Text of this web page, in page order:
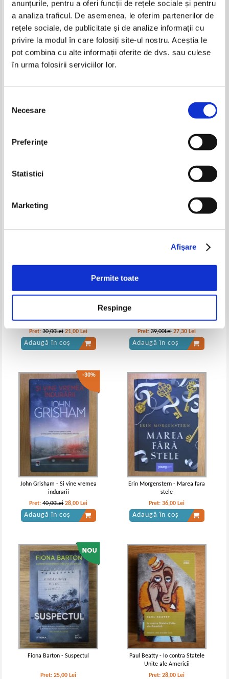
anunțurile, pentru a oferi funcții de rețele sociale și pentru
a analiza traficul. De asemenea, le oferim partenerilor de
rețele sociale, de publicitate și de analize informații cu
privire la modul în care folosiți site-ul nostru. Aceștia le
pot combina cu alte informații oferite de dvs. sau culese
în urma folosirii serviciilor lor.
consimțământului
Necesare
Preferinţe
Statistici
Marketing
Afişare
Permite toate
Respinge
Pret:
argint
argint
Karl May - Comoara din Lacul de
Argint (Adevarul)
Karl May - Comoara din lacul de
argint
Karl May - De la tron la esafod,
volumul 6. Comoara din lacul de
argint
Produse din aceeasi categorie
-35%
William Makepeace Thackeray -
Balciul desertaciunilor
Adaugă în coș
-60%
Anna Todd - Landon Gibson (2
Pret:30,00Lei 21,00 Lei
Adaugă în coș
-30%
Mohlin and Nystrom - Cealalta
sora
Pret:39,00Lei 27,30 Lei
Adaugă în coș
-30%
John Grisham - Si vine vremea
indurarii
Pret:40,00Lei 28,00 Lei
Adaugă în coș
Erin Morgenstern - Marea fara
stele
Pret:36,00 Lei
Adaugă în coș
Fiona Barton - Suspectul
Pret:25,00 Lei
Paul Beatty - Io contra Statele
Unite ale Americii
Pret:28,00 Lei